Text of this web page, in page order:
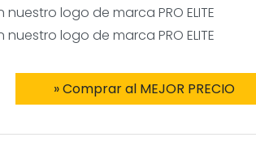
logo de marca PRO ELITE
logo de marca PRO ELITE
» Comprar al MEJOR PRECIO